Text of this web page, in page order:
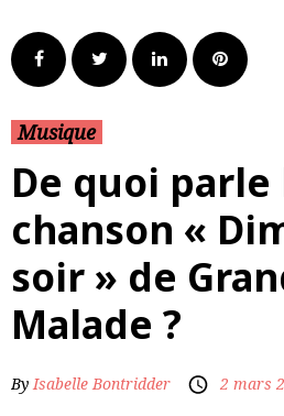
Musique
De quoi parle
chanson «
soir » de
Malade ?
ByIsabelle Bontridder 2 mars